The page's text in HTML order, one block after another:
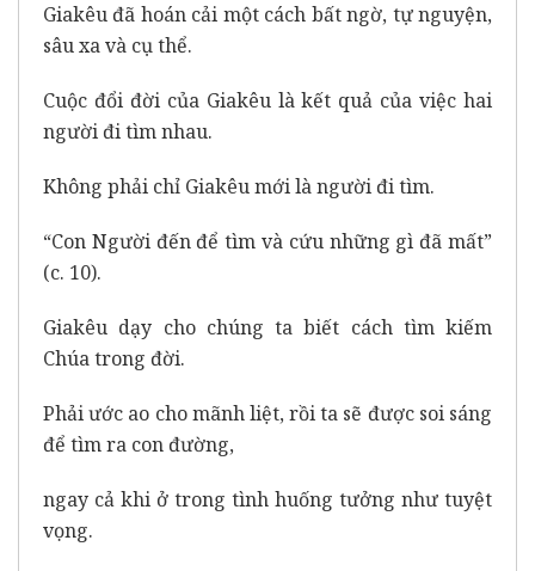
Giakêu đã hoán cải một cách bất ngờ, tự nguyện,
sâu xa và cụ thể.
Cuộc đổi đời của Giakêu là kết quả của việc hai
người đi tìm nhau.
Không phải chỉ Giakêu mới là người đi tìm.
“Con Người đến để tìm và cứu những gì đã mất”
(c. 10).
Giakêu dạy cho chúng ta biết cách tìm kiếm
Chúa trong đời.
Phải ước ao cho mãnh liệt, rồi ta sẽ được soi sáng
để tìm ra con đường,
ngay cả khi ở trong tình huống tưởng như tuyệt
vọng.